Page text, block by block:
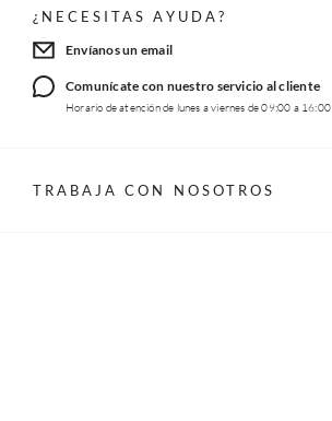
¿NECESITAS AYUDA?
Envíanos un email
Comunícate con nuestro servicio al cliente
Horario de atención de lunes a viernes de 09:00 a 16:00
TRABAJA CON NOSOTROS